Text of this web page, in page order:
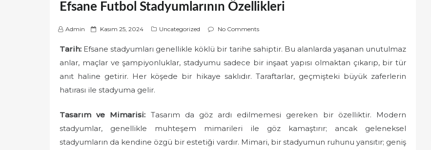
Efsane Futbol Stadyumlarının Özellikleri
Admin
P
s
t
o
Kasım 25, 2024 Uncategorized No Comments
Tarih: Efsane stadyumları genellikle köklü bir tarihe sahiptir. Bu alanlarda yaşanan unutulmaz
anlar, maçlar ve şampiyonluklar, stadyumu sadece bir inşaat yapısı olmaktan çıkarıp, bir tür
anıt haline getirir. Her köşede bir hikaye saklıdır. Taraftarlar, geçmişteki büyük zaferlerin
hatırası ile stadyuma gelir.
Tasarım ve Mimarisi: Tasarım da göz ardı edilmemesi gereken bir özelliktir. Modern
stadyumlar, genellikle muhteşem mimarileri ile göz kamaştırır; ancak geleneksel
stadyumların da kendine özgü bir estetiği vardır. Mimari, bir stadyumun ruhunu yansıtır; geniş